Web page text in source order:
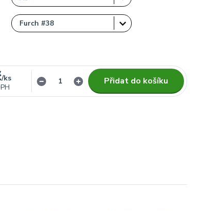
/ks
Přidat do košíku